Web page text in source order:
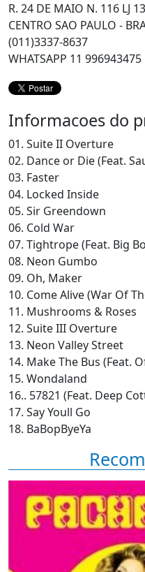
R. 24 DE MAIO N. 116 LJ 13
CENTRO SAO PAULO -
(011)3337-8637
WHATSAPP 11 996943475
Informacoes do
01. Suite II Overture
02. Dance or Die (Feat.
03. Faster
04. Locked Inside
05. Sir Greendown
06. Cold War
07. Tightrope (Feat. Big
08. Neon Gumbo
09. Oh, Maker
10. Come Alive (War Of
11. Mushrooms & Roses
12. Suite III Overture
13. Neon Valley Street
14. Make The Bus (Feat.
15. Wondaland
16.. 57821 (Feat. Deep
17. Say Youll Go
18. BaBopByeYa